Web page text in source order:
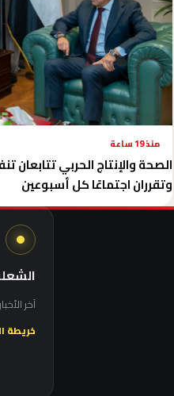
منذ 19 ساعة
الصحة والإنتاج الحربي تتابعان
وتقرران اجتماعًا كل أسبوعين
آخر
خريطة